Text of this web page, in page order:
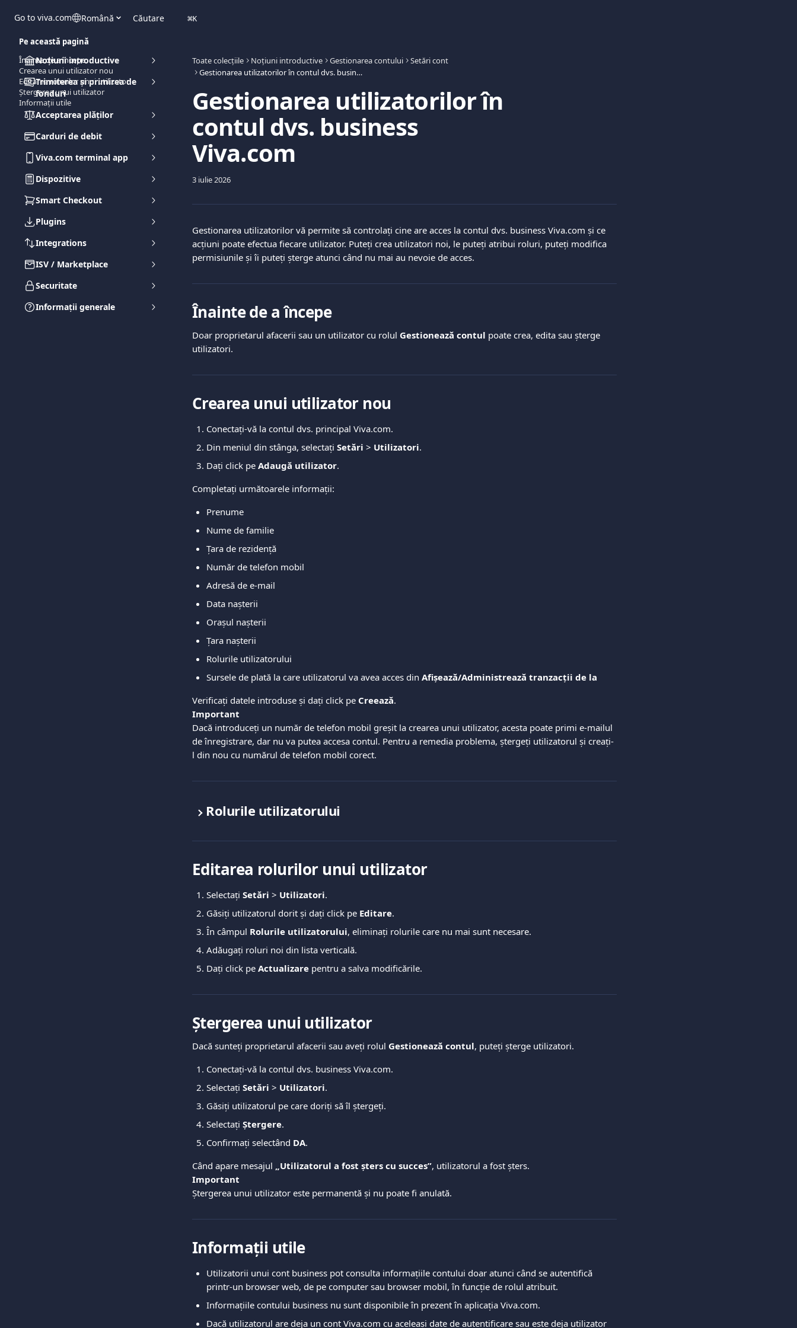
Go to viva.com Română Căutare ⌘K
Noțiuni introductive
Trimiterea și primirea de
fonduri
Acceptarea plăților
Carduri de debit
Viva.com terminal app
Dispozitive
Smart Checkout
Plugins
Integrations
ISV / Marketplace
Securitate
Informații generale
Toate colecțiile Noțiuni introductive Gestionarea contului
Setări cont
Gestionarea utilizatorilor în contul dvs. business Viva.com
Gestionarea utilizatorilor în
contul dvs. business
Viva.com
3 iulie 2026
Gestionarea utilizatorilor vă permite să controlați cine are acces la contul dvs. business Viva.com și ce
acțiuni poate efectua fiecare utilizator. Puteți crea utilizatori noi, le puteți atribui roluri, puteți modifica
permisiunile și îi puteți șterge atunci când nu mai au nevoie de acces.
Înainte de a începe
Doar proprietarul afacerii sau un utilizator cu rolul Gestionează contul poate crea, edita sau șterge
utilizatori.
Crearea unui utilizator nou
Conectați-vă la contul dvs. principal Viva.com.
Din meniul din stânga, selectați Setări > Utilizatori.
Dați click pe Adaugă utilizator.
Completați următoarele informații:
Prenume
Nume de familie
Țara de rezidență
Număr de telefon mobil
Adresă de e-mail
Data nașterii
Orașul nașterii
Țara nașterii
Rolurile utilizatorului
Sursele de plată la care utilizatorul va avea acces din Afișează/Administrează tranzacții de la
Verificați datele introduse și dați click pe Creează.
Important
Dacă introduceți un număr de telefon mobil greșit la crearea unui utilizator, acesta poate primi e-mailul
de înregistrare, dar nu va putea accesa contul. Pentru a remedia problema, ștergeți utilizatorul și creați-
l din nou cu numărul de telefon mobil corect.
Rolurile utilizatorului
Editarea rolurilor unui utilizator
Selectați Setări > Utilizatori.
Găsiți utilizatorul dorit și dați click pe Editare.
În câmpul Rolurile utilizatorului, eliminați rolurile care nu mai sunt necesare.
Adăugați roluri noi din lista verticală.
Dați click pe Actualizare pentru a salva modificările.
Ștergerea unui utilizator
Dacă sunteți proprietarul afacerii sau aveți rolul Gestionează contul, puteți șterge utilizatori.
Conectați-vă la contul dvs. business Viva.com.
Selectați Setări > Utilizatori.
Găsiți utilizatorul pe care doriți să îl ștergeți.
Selectați Ștergere.
Confirmați selectând DA.
Când apare mesajul „Utilizatorul a fost șters cu succes”, utilizatorul a fost șters.
Important
Ștergerea unui utilizator este permanentă și nu poate fi anulată.
Informații utile
Utilizatorii unui cont business pot consulta informațiile contului doar atunci când se autentifică
printr-un browser web, de pe computer sau browser mobil, în funcție de rolul atribuit.
Informațiile contului business nu sunt disponibile în prezent în aplicația Viva.com.
Dacă utilizatorul are deja un cont Viva.com cu aceleași date de autentificare sau este deja utilizator
Pe această pagină
Înainte de a începe
Crearea unui utilizator nou
Editarea rolurilor unui utilizator
Ștergerea unui utilizator
Informații utile